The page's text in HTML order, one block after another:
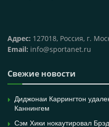
Адрес: 127018, Россия, г.
Email: info@sportanet.ru
Свежие новости
Диджонаи Каррингтон
Каннингем
Сэм Хики нокаутировал